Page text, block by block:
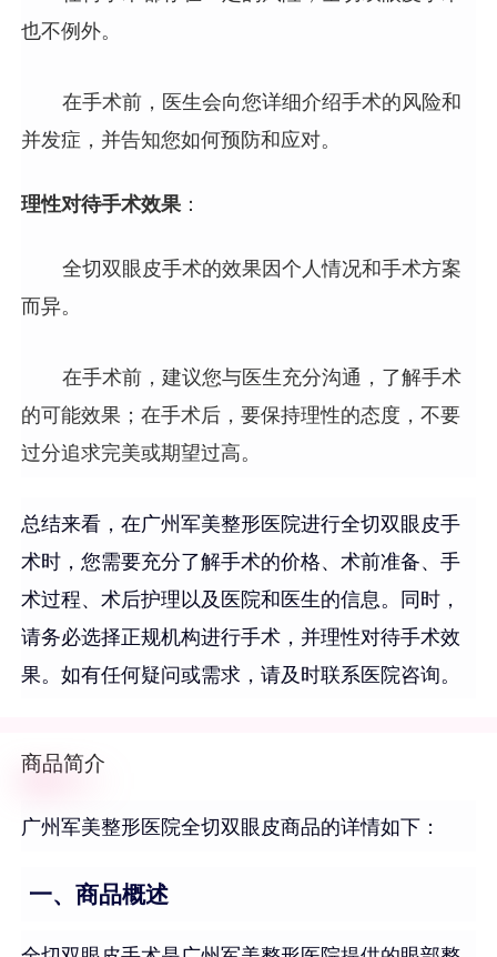
也不例外。
在手术前，医生会向您详细介绍手术的风险和
并发症，并告知您如何预防和应对。
理性对待手术效果 ：
全切双眼皮手术的效果因个人情况和手术方案
而异。
在手术前，建议您与医生充分沟通，了解手术
的可能效果；在手术后，要保持理性的态度，不要
过分追求完美或期望过高。
总结来看，在广州军美整形医院进行全切双眼皮手
术时，您需要充分了解手术的价格、术前准备、手
术过程、术后护理以及医院和医生的信息。同时，
请务必选择正规机构进行手术，并理性对待手术效
果。如有任何疑问或需求，请及时联系医院咨询。
商品简介
广州军美整形医院全切双眼皮商品的详情如下：
一、商品概述